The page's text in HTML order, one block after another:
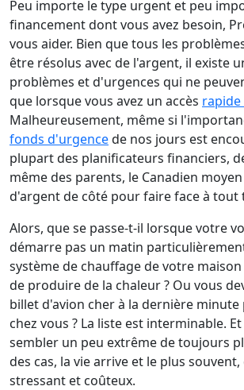
Peu importe le type urgent et peu
financement dont vous avez besoin,
vous aider. Bien que tous les
être résolus avec de l'argent, il existe
problèmes et d'urgences qui ne
que lorsque vous avez un accès
Malheureusement, même si
fonds d'urgencede nos jours est
plupart des planificateurs financiers,
même des parents, le Canadien
d'argent de côté pour faire face à tout
Alors, que se passe-t-il lorsque votre
démarre pas un matin
système de chauffage de votre
de produire de la chaleur ? Ou vous
billet d'avion cher à la dernière
chez vous ? La liste est interminable.
sembler un peu extrême de toujours
des cas, la vie arrive et le plus
stressant et coûteux.